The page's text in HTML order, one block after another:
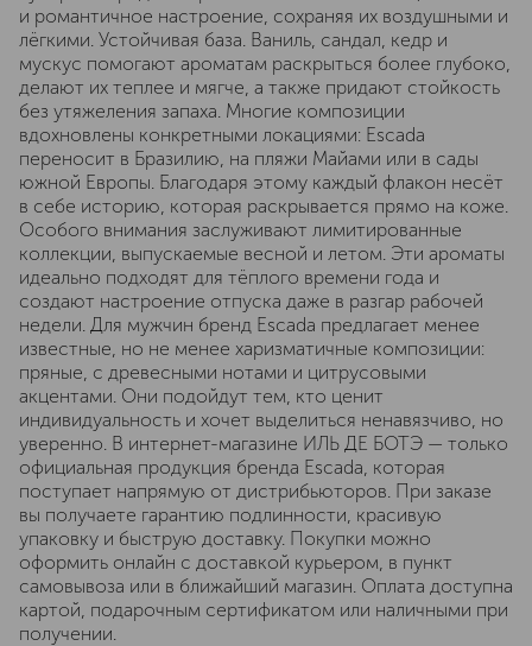
и романтичное настроение, сохраняя их воздушными и
лёгкими. Устойчивая база. Ваниль, сандал, кедр и
мускус помогают ароматам раскрыться более глубоко,
делают их теплее и мягче, а также придают стойкость
без утяжеления запаха. Многие композиции
вдохновлены конкретными локациями: Escada
переносит в Бразилию, на пляжи Майами или в сады
южной Европы. Благодаря этому каждый флакон несёт
в себе историю, которая раскрывается прямо на коже.
Особого внимания заслуживают лимитированные
коллекции, выпускаемые весной и летом. Эти ароматы
идеально подходят для тёплого времени года и
создают настроение отпуска даже в разгар рабочей
недели. Для мужчин бренд Escada предлагает менее
известные, но не менее харизматичные композиции:
пряные, с древесными нотами и цитрусовыми
акцентами. Они подойдут тем, кто ценит
индивидуальность и хочет выделиться ненавязчиво, но
уверенно. В интернет-магазине ИЛЬ ДЕ БОТЭ — только
официальная продукция бренда Escada, которая
поступает напрямую от дистрибьюторов. При заказе
вы получаете гарантию подлинности, красивую
упаковку и быструю доставку. Покупки можно
оформить онлайн с доставкой курьером, в пункт
самовывоза или в ближайший магазин. Оплата доступна
картой, подарочным сертификатом или наличными при
получении.